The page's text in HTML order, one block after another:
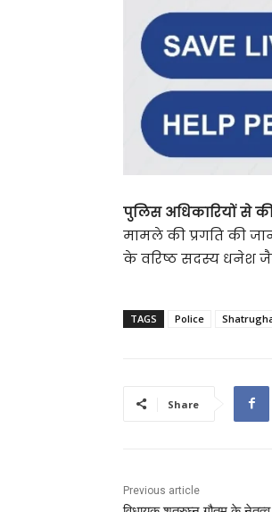
पुलिस अधिकारियों से की
मामले की प्रगति की
के वरिष्ठ सदस्य धनेश
TAGS Police
Share
Previous article